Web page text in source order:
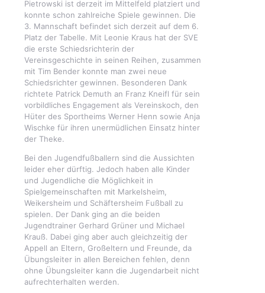
Pietrowski ist derzeit im Mittelfeld platziert und
konnte schon zahlreiche Spiele gewinnen. Die
3. Mannschaft befindet sich derzeit auf dem 6.
Platz der Tabelle. Mit Leonie Kraus hat der SVE
die erste Schiedsrichterin der
Vereinsgeschichte in seinen Reihen, zusammen
mit Tim Bender konnte man zwei neue
Schiedsrichter gewinnen. Besonderen Dank
richtete Patrick Demuth an Franz Kneifl für sein
vorbildliches Engagement als Vereinskoch, den
Hüter des Sportheims Werner Henn sowie Anja
Wischke für ihren unermüdlichen Einsatz hinter
der Theke.
Bei den Jugendfußballern sind die Aussichten
leider eher dürftig. Jedoch haben alle Kinder
und Jugendliche die Möglichkeit in
Spielgemeinschaften mit Markelsheim,
Weikersheim und Schäftersheim Fußball zu
spielen. Der Dank ging an die beiden
Jugendtrainer Gerhard Grüner und Michael
Krauß. Dabei ging aber auch gleichzeitig der
Appell an Eltern, Großeltern und Freunde, da
Übungsleiter in allen Bereichen fehlen, denn
ohne Übungsleiter kann die Jugendarbeit nicht
aufrechterhalten werden.